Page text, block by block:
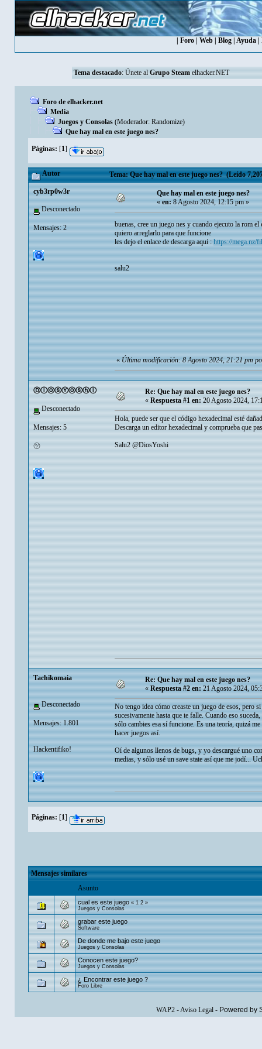
Foro Web Blog Ayuda
Tema destacado: Únete al Grupo Steamelhacker.NET
Foro de elhacker.net
Media
Juegos y Consolas (Moderador: Randomize)
Que hay mal en este juego nes?
Páginas: [1]
Autor Tema: Que hay mal en este juego nes? (Leído
cyb3rp0w3r
Desconectado
Mensajes: 2
Que hay mal en este juego nes?
«en:8 Agosto 2024, 12:15 pm »
buenas, cree un juego nes y cuando ejecuto la rom
quiero arreglarlo para que funcione
les dejo el enlace de descarga aqui :https://
salu2
«Última modificación: 8 Agosto 2024, 21:21 pm
ⒹⓘⓞⓢⓎⓞⓢⓗⓘ
Desconectado
Mensajes: 5
㋡
Re: Que hay mal en este juego nes?
« Respuesta #1 en: 20 Agosto 2024,
Hola, puede ser que el código hexadecimal esté
Descarga un editor hexadecimal y comprueba que
Salu2 @DiosYoshi
Tachikomaia
Desconectado
Mensajes: 1.801
Hackentifiko!
Re: Que hay mal en este juego nes?
«Respuesta #2 en:21 Agosto 2024,
No tengo idea cómo creaste un juego de esos, pero
sucesivamente hasta que te falle. Cuando eso
sólo cambies esa sí funcione. Es una teoría, quizá
hacer juegos así.
Oí de algunos llenos de bugs, y yo descargué uno
medias, y sólo usé un save state así que me jodí...
Páginas: [1]
Mensajes similares
Asunto
cual es este juego «1 2»
Juegos y Consolas
grabar este juego
Software
De donde me bajo este juego
Juegos y Consolas
Conocen este juego?
Juegos y Consolas
¿ Encontrar este juego ?
Foro Libre
WAP2-Aviso Legal- Powered by